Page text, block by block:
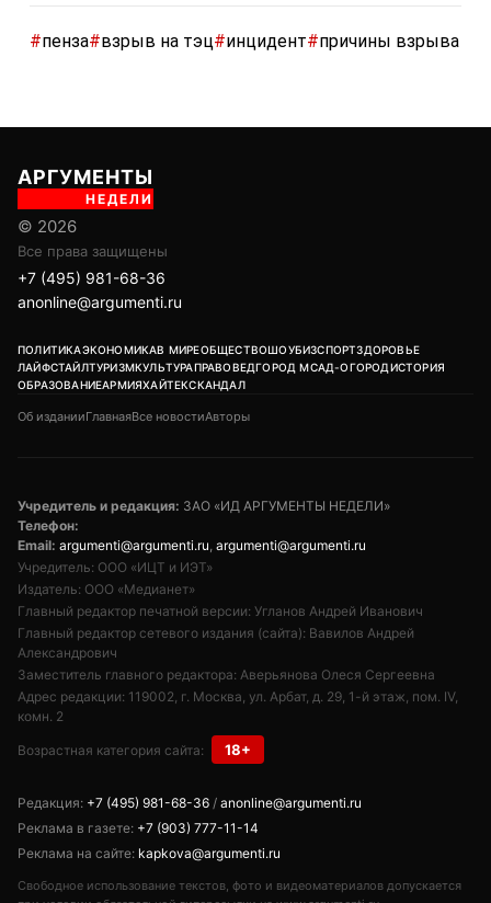
#пенза#взрыв на тэц#инцидент#причины взрыва
АРГУМЕНТЫ
НЕДЕЛИ
© 2026
Все права защищены
+7 (495) 981-68-36
anonline@argumenti.ru
ПОЛИТИКАЭКОНОМИКАВ МИРЕОБЩЕСТВОШОУБИЗСПОРТЗДОРОВЬЕ
ЛАЙФСТАЙЛТУРИЗМКУЛЬТУРАПРАВОВЕДГОРОД МСАД-ОГОРОДИСТОРИЯ
ОБРАЗОВАНИЕАРМИЯХАЙТЕКСКАНДАЛ
Об изданииГлавнаяВсе новостиАвторы
Учредитель и редакция: ЗАО «ИД АРГУМЕНТЫ НЕДЕЛИ»
Телефон:
Email: argumenti@argumenti.ru, argumenti@argumenti.ru
Учредитель: ООО «ИЦТ и ИЭТ»
Издатель: ООО «Медианет»
Главный редактор печатной версии: Угланов Андрей Иванович
Главный редактор сетевого издания (сайта): Вавилов Андрей
Александрович
Заместитель главного редактора: Аверьянова Олеся Сергеевна
Адрес редакции: 119002, г. Москва, ул. Арбат, д. 29, 1-й этаж, пом. IV,
комн. 2
Возрастная категория сайта: 18+
Редакция: +7 (495) 981-68-36 / anonline@argumenti.ru
Реклама в газете: +7 (903) 777-11-14
Реклама на сайте: kapkova@argumenti.ru
Свободное использование текстов, фото и видеоматериалов допускается